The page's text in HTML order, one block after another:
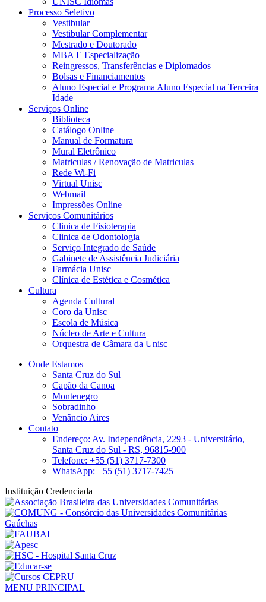
Processo Seletivo
Vestibular
Vestibular Complementar
Mestrado e Doutorado
MBA E Especialização
Reingressos, Transferências e Diplomados
Bolsas e Financiamentos
Aluno Especial e Programa Aluno Especial na Terceira
Idade
Serviços Online
Biblioteca
Catálogo Online
Manual de Formatura
Mural Eletrônico
Matriculas / Renovação de Matriculas
Rede Wi-Fi
Virtual Unisc
Webmail
Impressões Online
Serviços Comunitários
Clinica de Fisioterapia
Clinica de Odontologia
Serviço Integrado de Saúde
Gabinete de Assistência Judiciária
Farmácia Unisc
Clínica de Estética e Cosmética
Cultura
Agenda Cultural
Coro da Unisc
Escola de Música
Núcleo de Arte e Cultura
Orquestra de Câmara da Unisc
Onde Estamos
Santa Cruz do Sul
Capão da Canoa
Montenegro
Sobradinho
Venâncio Aires
Contato
Endereço: Av. Independência, 2293 - Universitário,
Santa Cruz do Sul - RS, 96815-900
Telefone: +55 (51) 3717-7300
WhatsApp: +55 (51) 3717-7425
Instituição Credenciada
MENU PRINCIPAL